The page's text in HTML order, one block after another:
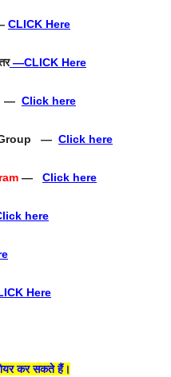
CLICK Here
—CLICK Here
— Click here
Group — Click here
— Click here
here
Here
कर सकते हैं।